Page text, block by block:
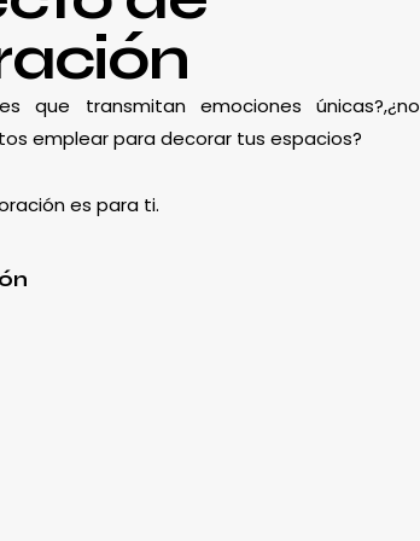
que transmitan emociones únicas?,¿no
emplear para decorar tus espacios?
es para ti.